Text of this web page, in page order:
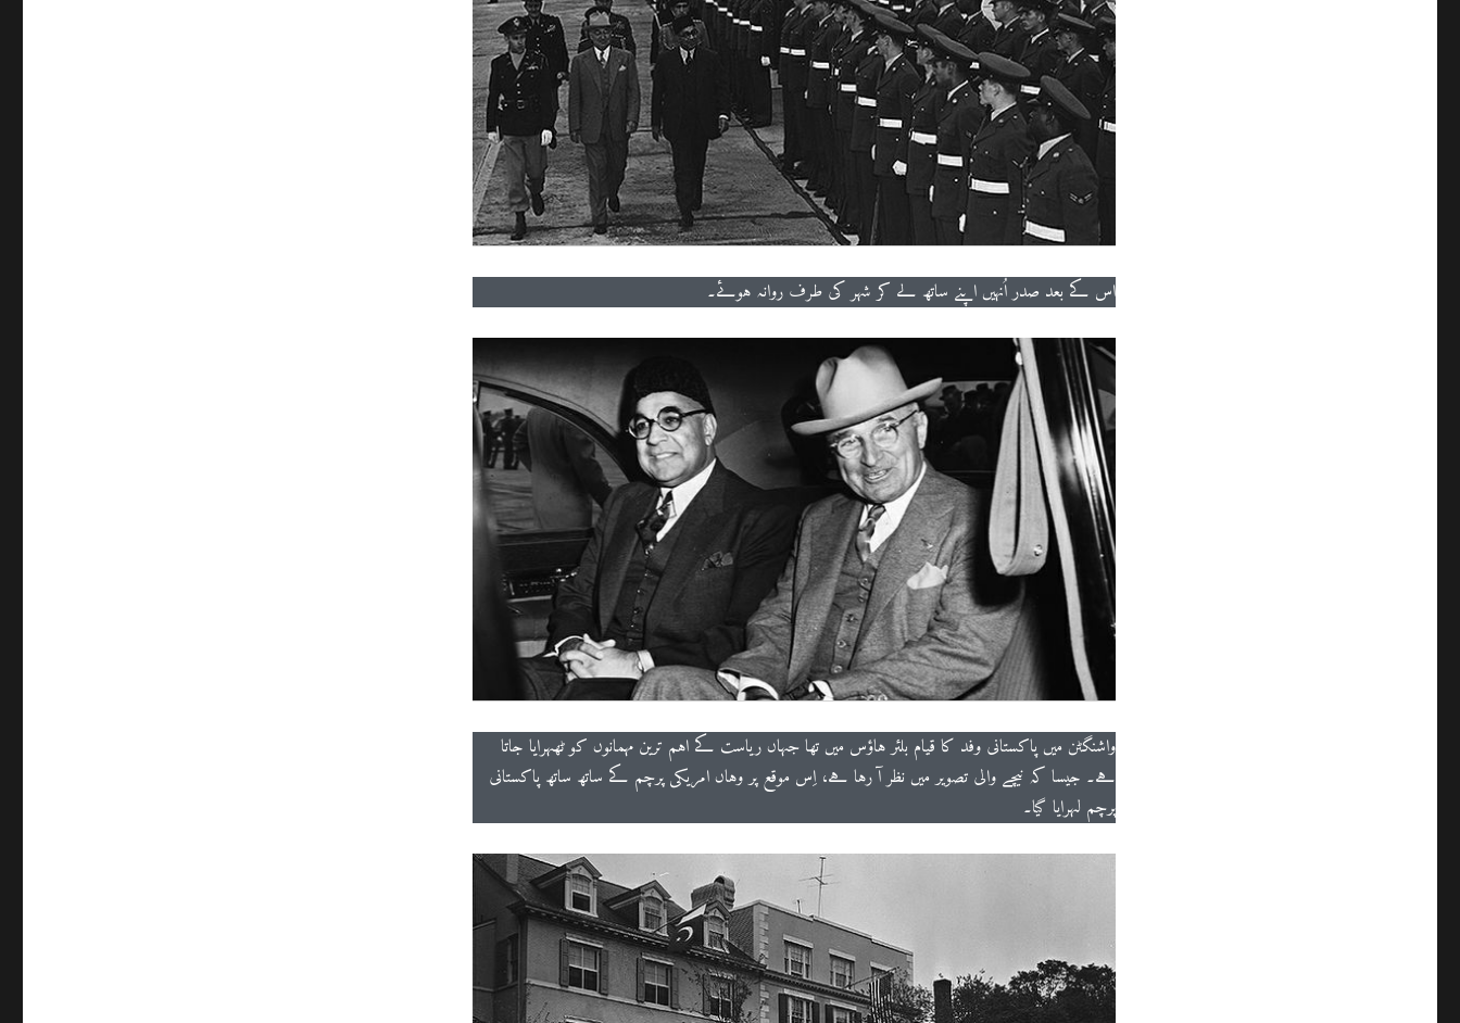
اس کے بعد صدر اُنہیں اپنے ساتھ لے کر شہر کی طرف روانہ ہوئے۔
واشنگٹن میں پاکستانی وفد کا قیام بلئر ہاؤس میں تھا جہاں ریاست کے اہم ترین مہمانوں کو ٹھہرایا جاتا
ہے۔ جیسا کہ نیچے والی تصویر میں نظر آ رہا ہے، اِس موقع پر وہاں امریکی پرچم کے ساتھ ساتھ پاکستانی
پرچم لہرایا گیا۔